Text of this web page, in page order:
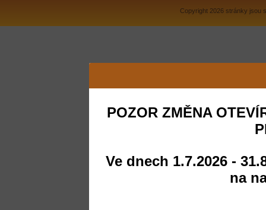
POZOR ZMĚNA
Ve dnech 1.7.2026 -
na
Copyright 2026 stránky jsou